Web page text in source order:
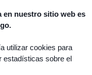
en nuestro sitio web es
utilizar cookies para
estadísticas sobre el
en IA